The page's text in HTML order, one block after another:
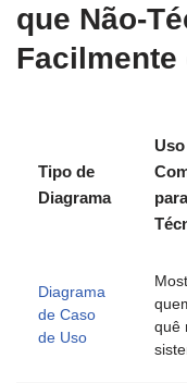
que Não-
Facilmente
Tipo de
Diagrama
Uso
Diagrama
de Caso
de Uso
quê